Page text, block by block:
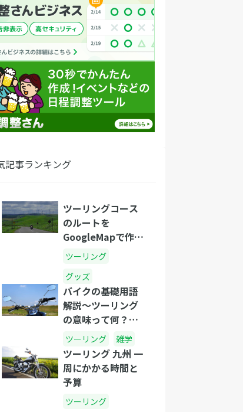
記事ランキング
ツーリングコース
のルートを
GoogleMapで作成
する方法
ツーリング
グッズ
バイクの基礎用語
解説〜ツーリング
の意味って何？語
源は？〜
ツーリング 雑学
ツーリング 九州 一
周にかかる時間と
予算
ツーリング